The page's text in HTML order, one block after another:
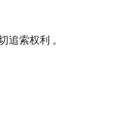
追索权利 。